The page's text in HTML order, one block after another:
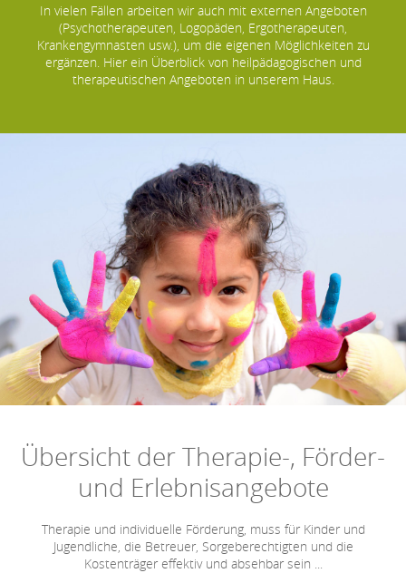
In vielen Fällen arbeiten wir auch mit externen Angeboten
(Psychotherapeuten, Logopäden, Ergotherapeuten,
Krankengymnasten usw.), um die eigenen Möglichkeiten zu
ergänzen. Hier ein Überblick von heilpädagogischen und
therapeutischen Angeboten in unserem Haus.
Übersicht der Therapie-, Förder-
und Erlebnis­angebote
Therapie und individuelle Förderung, muss für Kinder und
Jugendliche, die Betreuer, Sorgeberechtigten und die
Kostenträger effektiv und absehbar sein ...